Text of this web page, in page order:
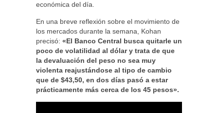
económica del día.
En una breve reflexión sobre el movimiento de
los mercados durante la semana, Kohan
precisó: «El Banco Central busca quitarle un
poco de volatilidad al dólar y trata de que
la devaluación del peso no sea muy
violenta reajustándose al tipo de cambio
que de $43,50, en dos días pasó a estar
prácticamente más cerca de los 45 pesos».